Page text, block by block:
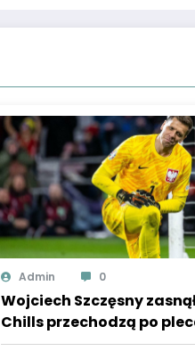
Admin 0
Wojciech Szczęsny
Chills przechodzą po
ujrzano to zdjęcie. Boli